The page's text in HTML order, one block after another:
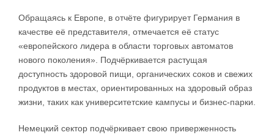
Обращаясь к Европе, в отчёте фигурирует Германия в
качестве её представителя, отмечается её статус
«европейского лидера в области торговых автоматов
нового поколения». Подчёркивается растущая
доступность здоровой пищи, органических соков и свежих
продуктов в местах, ориентированных на здоровый образ
жизни, таких как университетские кампусы и бизнес-парки.
Немецкий сектор подчёркивает свою приверженность